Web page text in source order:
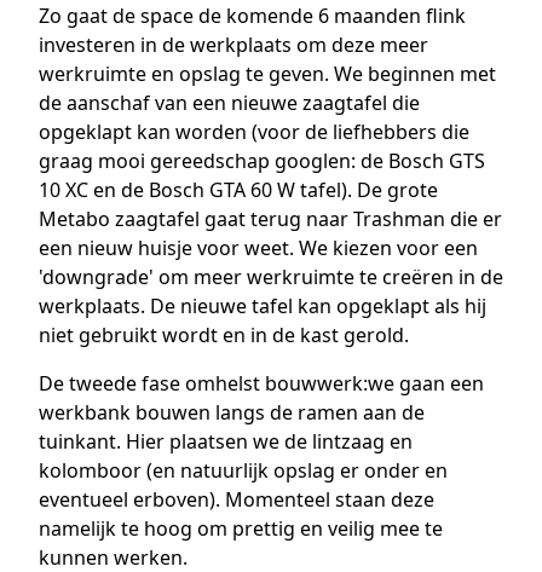
Zo gaat de space de komende 6 maanden flink
investeren in de werkplaats om deze meer
werkruimte en opslag te geven. We beginnen met
de aanschaf van een nieuwe zaagtafel die
opgeklapt kan worden (voor de liefhebbers die
graag mooi gereedschap googlen: de Bosch GTS
10 XC en de Bosch GTA 60 W tafel). De grote
Metabo zaagtafel gaat terug naar Trashman die er
een nieuw huisje voor weet. We kiezen voor een
'downgrade' om meer werkruimte te creëren in de
werkplaats. De nieuwe tafel kan opgeklapt als hij
niet gebruikt wordt en in de kast gerold.
De tweede fase omhelst bouwwerk:we gaan een
werkbank bouwen langs de ramen aan de
tuinkant. Hier plaatsen we de lintzaag en
kolomboor (en natuurlijk opslag er onder en
eventueel erboven). Momenteel staan deze
namelijk te hoog om prettig en veilig mee te
kunnen werken.